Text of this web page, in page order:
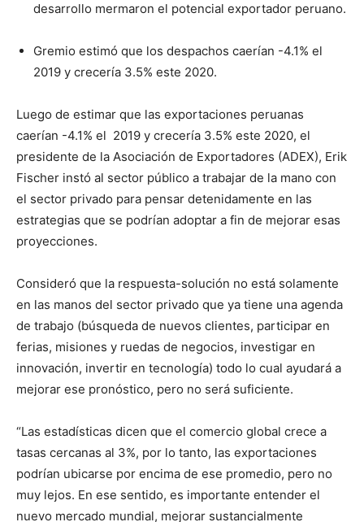
desarrollo mermaron el potencial exportador peruano.
Gremio estimó que los despachos caerían -4.1% el
2019 y crecería 3.5% este 2020.
Luego de estimar que las exportaciones peruanas
caerían -4.1% el 2019 y crecería 3.5% este 2020, el
presidente de la Asociación de Exportadores (ADEX), Erik
Fischer instó al sector público a trabajar de la mano con
el sector privado para pensar detenidamente en las
estrategias que se podrían adoptar a fin de mejorar esas
proyecciones.
Consideró que la respuesta-solución no está solamente
en las manos del sector privado que ya tiene una agenda
de trabajo (búsqueda de nuevos clientes, participar en
ferias, misiones y ruedas de negocios, investigar en
innovación, invertir en tecnología) todo lo cual ayudará a
mejorar ese pronóstico, pero no será suficiente.
“Las estadísticas dicen que el comercio global crece a
tasas cercanas al 3%, por lo tanto, las exportaciones
podrían ubicarse por encima de ese promedio, pero no
muy lejos. En ese sentido, es importante entender el
nuevo mercado mundial, mejorar sustancialmente